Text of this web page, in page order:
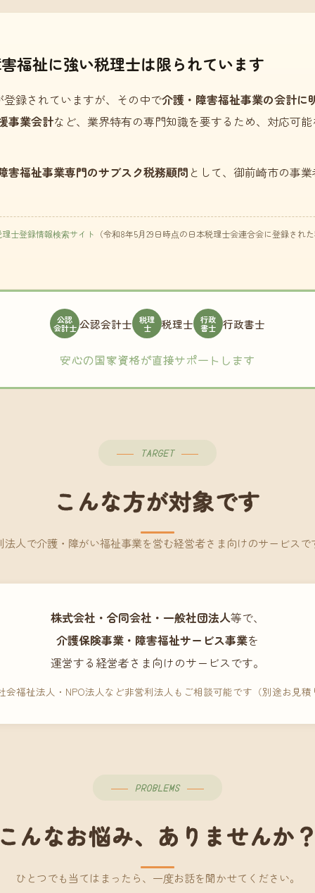
福祉に強い税理士は限られています
登録されていますが、その中で介護・障害福祉事業の会計に
事業会計など、業界特有の専門知識を要するため、対応可
害福祉事業専門のサブスク税務顧問 として、御前崎市の事
士登録情報検索サイト （令和8年5月29日時点の日本税理士会連合会に登録され
公認
会計士 公認会計士 税理
士 税理士 行政
書士 行政書士
安心の国家資格が直接サポートします
TARGET
こんな方が対象です
法人で介護・障がい福祉事業を営む経営者さま向けのサービスで
株式会社・合同会社・一般社団法人等で、
介護保険事業・障害福祉サービス事業を
運営する経営者さま向けのサービスです。
福祉法人・NPO法人など非営利法人もご相談可能です（別途お見積
PROBLEMS
んなお悩み、ありませんか？
ひとつでも当てはまったら、一度お話を聞かせてください。